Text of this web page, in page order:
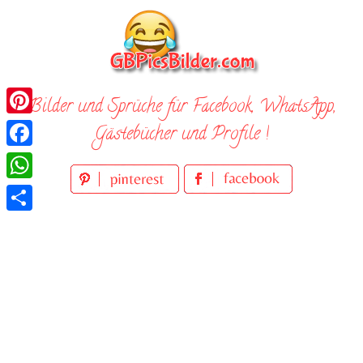
Bilder und Sprüche für Facebook, WhatsApp,
Gästebücher und Profile !
Pinterest
Facebook
WhatsApp